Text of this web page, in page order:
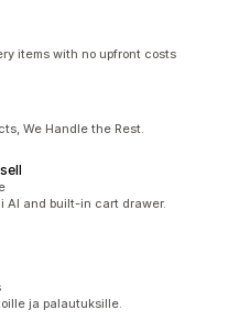
items with no upfront costs
We Handle the Rest.
AI and built-in cart drawer.
ja palautuksille.